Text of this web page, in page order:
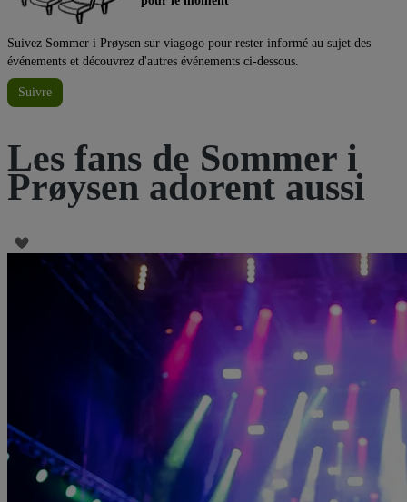
Suivez Sommer i Prøysen sur viagogo pour rester informé au sujet des
événements et découvrez d'autres événements ci-dessous.
Suivre
Les fans de Sommer i
Prøysen adorent aussi